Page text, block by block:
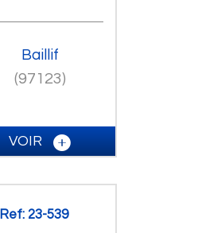
Baillif
(97123)
VOIR
Ref: 23-539